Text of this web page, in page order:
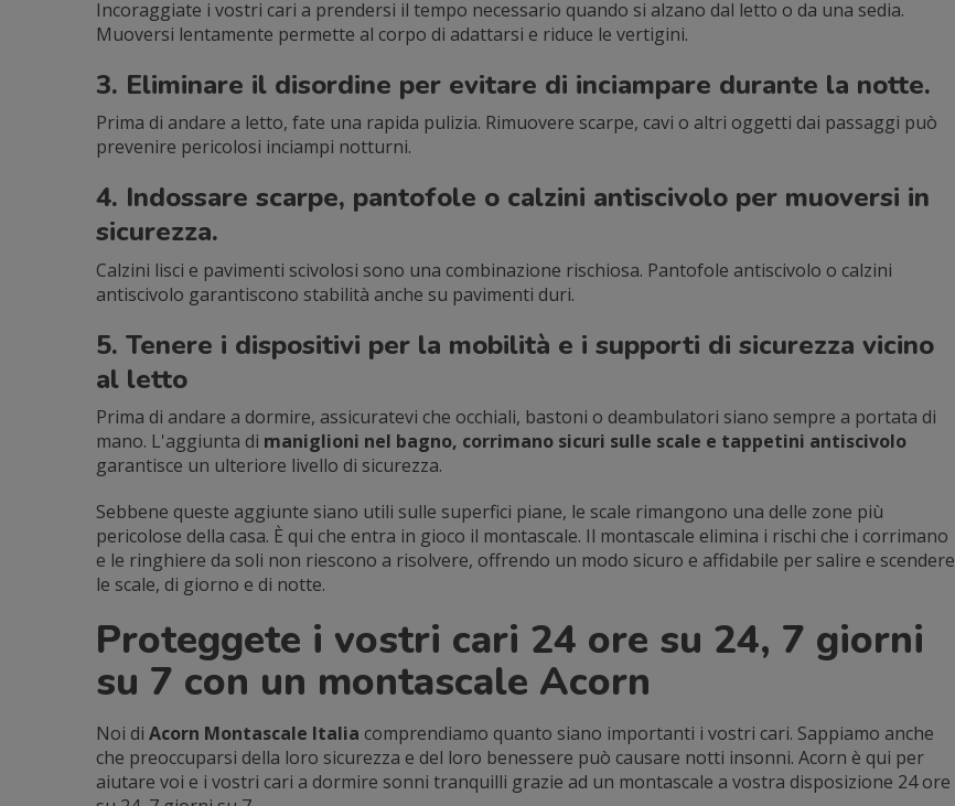
Incoraggiate i vostri cari a prendersi il tempo necessario quando si alzano dal letto o da una sedia.
Muoversi lentamente permette al corpo di adattarsi e riduce le vertigini.
3. Eliminare il disordine per evitare di inciampare durante la notte.
Prima di andare a letto, fate una rapida pulizia. Rimuovere scarpe, cavi o altri oggetti dai passaggi può
prevenire pericolosi inciampi notturni.
4. Indossare scarpe, pantofole o calzini antiscivolo per muoversi in
sicurezza.
Calzini lisci e pavimenti scivolosi sono una combinazione rischiosa. Pantofole antiscivolo o calzini
antiscivolo garantiscono stabilità anche su pavimenti duri.
5. Tenere i dispositivi per la mobilità e i supporti di sicurezza vicino
al letto
Prima di andare a dormire, assicuratevi che occhiali, bastoni o deambulatori siano sempre a portata di
mano. L'aggiunta di maniglioni nel bagno, corrimano sicuri sulle scale e tappetini antiscivolo
garantisce un ulteriore livello di sicurezza.
Sebbene queste aggiunte siano utili sulle superfici piane, le scale rimangono una delle zone più
pericolose della casa. È qui che entra in gioco il montascale. Il montascale elimina i rischi che i corrimano
e le ringhiere da soli non riescono a risolvere, offrendo un modo sicuro e affidabile per salire e scendere
le scale, di giorno e di notte.
Proteggete i vostri cari 24 ore su 24, 7 giorni
su 7 con un montascale Acorn
Noi di Acorn Montascale Italia comprendiamo quanto siano importanti i vostri cari. Sappiamo anche
che preoccuparsi della loro sicurezza e del loro benessere può causare notti insonni. Acorn è qui per
aiutare voi e i vostri cari a dormire sonni tranquilli grazie ad un montascale a vostra disposizione 24 ore